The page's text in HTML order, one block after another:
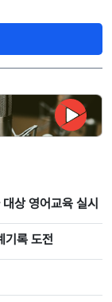
상 영어교육 실시
기록 도전